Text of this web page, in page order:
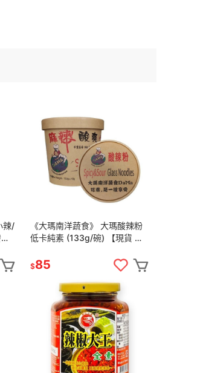
辣/
《大瑪南洋蔬食》 大瑪酸辣粉
低卡純素 (133g/碗) 【現貨 附
$85